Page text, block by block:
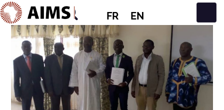
FR EN
Navigation principale